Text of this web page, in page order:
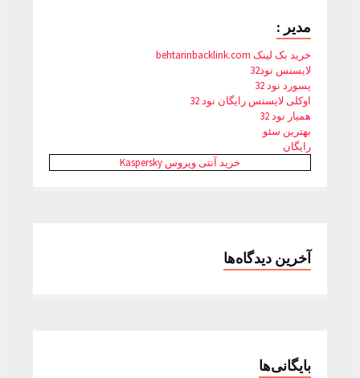
مدیر :
خرید بک لینک behtarinbacklink.com
لایسنس نود32
پسورد نود 32
اوکلی لایسنس رایگان نود 32
همیار نود 32
بهترین سئو
رایگان
خرید آنتی ویروس Kaspersky
آخرین دیدگاه‌ها
بایگانی‌ها